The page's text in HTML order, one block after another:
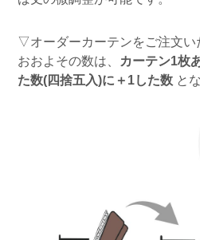
▽オーダーカーテンをご注文い
おおよその数は、 カーテン1枚
た数(四捨五入)に＋1した数 と